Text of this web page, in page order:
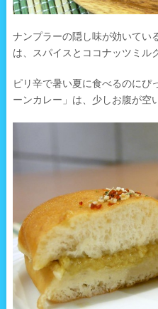
ナンプラーの隠し味が効いてい
は、スパイスとココナッツミル
ピリ辛で暑い夏に食べるのにぴ
ーンカレー」は、少しお腹が空